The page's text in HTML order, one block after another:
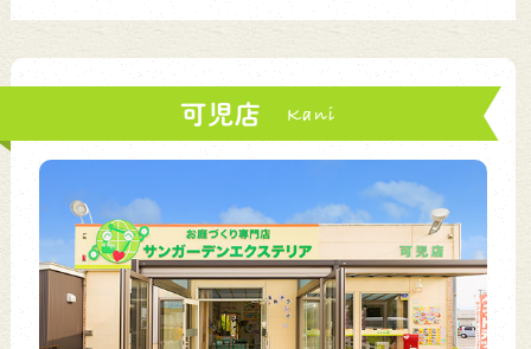
可児店